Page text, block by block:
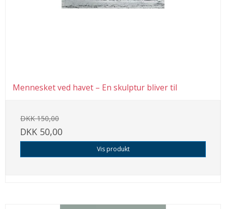
Mennesket ved havet – En skulptur bliver til
DKK 150,00
DKK 50,00
Vis produkt